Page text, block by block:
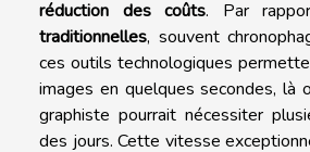
réduction des coûts. Par
traditionnelles, souvent
ces outils technologiques
images en quelques secondes, là
graphiste pourrait nécessiter
des jours. Cette vitesse